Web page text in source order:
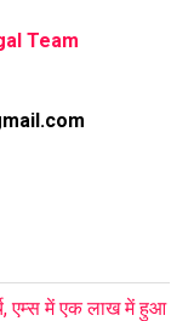
Team
एम्स में एक लाख में हुआ